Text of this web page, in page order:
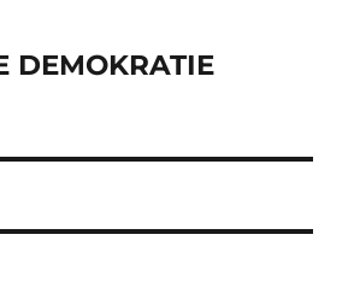
DEMOKRATIE